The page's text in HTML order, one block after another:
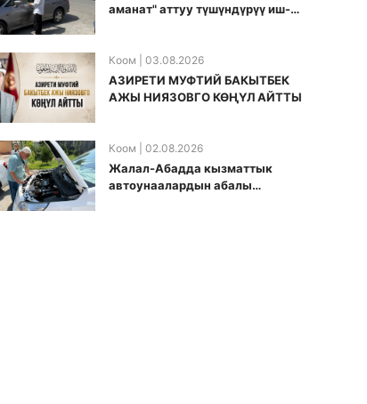
аманат" аттуу түшүндүрүү иш-
Коом | 03.08.2026
АЗИРЕТИ МУФТИЙ БАКЫТБЕК
АЖЫ НИЯЗОВГО КӨҢҮЛ АЙТТЫ
Коом | 02.08.2026
Жалал-Абадда кызматтык
автоунаалардын абалы